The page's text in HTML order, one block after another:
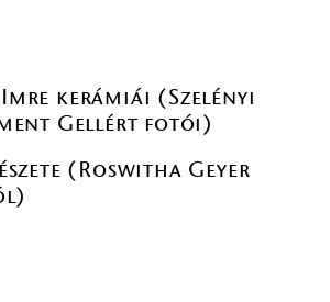
kerámiái (Szelényi
Gellért fotói)
(Roswitha Geyer